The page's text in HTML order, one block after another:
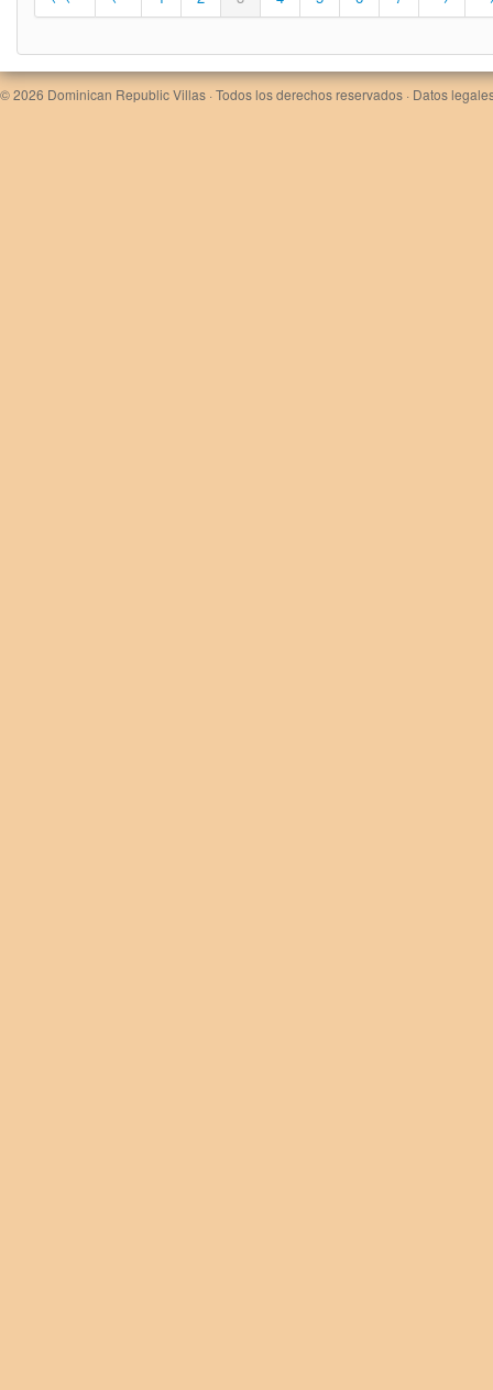
© 2026 Dominican Republic Villas · Todos los derechos reservados · Datos